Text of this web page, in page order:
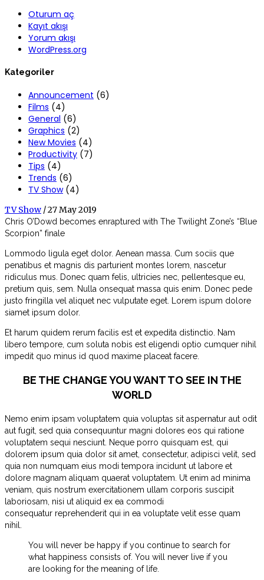
Oturum aç
Kayıt akışı
Yorum akışı
WordPress.org
Kategoriler
Announcement (6)
Films (4)
General (6)
Graphics (2)
New Movies (4)
Productivity (7)
Tips (4)
Trends (6)
TV Show(4)
TV Show / 27 May 2019
Chris O’Dowd becomes enraptured with The Twilight Zone’s “Blue
Scorpion” finale
Lommodo ligula eget dolor. Aenean massa. Cum sociis que
penatibus et magnis dis parturient montes lorem, nascetur
ridiculus mus. Donec quam felis, ultricies nec, pellentesque eu,
pretium quis, sem. Nulla onsequat massa quis enim. Donec pede
justo fringilla vel aliquet nec vulputate eget. Lorem ispum dolore
siamet ipsum dolor.
Et harum quidem rerum facilis est et expedita distinctio. Nam
libero tempore, cum soluta nobis est eligendi optio cumquer nihil
impedit quo minus id quod maxime placeat facere.
BE THE CHANGE YOU WANT TO SEE IN THE
WORLD
Nemo enim ipsam voluptatem quia voluptas sit aspernatur aut odit
aut fugit, sed quia consequuntur magni dolores eos qui ratione
voluptatem sequi nesciunt. Neque porro quisquam est, qui
dolorem ipsum quia dolor sit amet, consectetur, adipisci velit, sed
quia non numquam eius modi tempora incidunt ut labore et
dolore magnam aliquam quaerat voluptatem. Ut enim ad minima
veniam, quis nostrum exercitationem ullam corporis suscipit
laboriosam, nisi ut aliquid ex ea commodi
consequatur reprehenderit qui in ea voluptate velit esse quam
nihil.
You will never be happy if you continue to search for
what happiness consists of. You will never live if you
are looking for the meaning of life.